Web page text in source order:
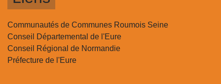
Communautés de Communes Roumois Seine
Conseil Départemental de l'Eure
Conseil Régional de Normandie
Préfecture de l'Eure